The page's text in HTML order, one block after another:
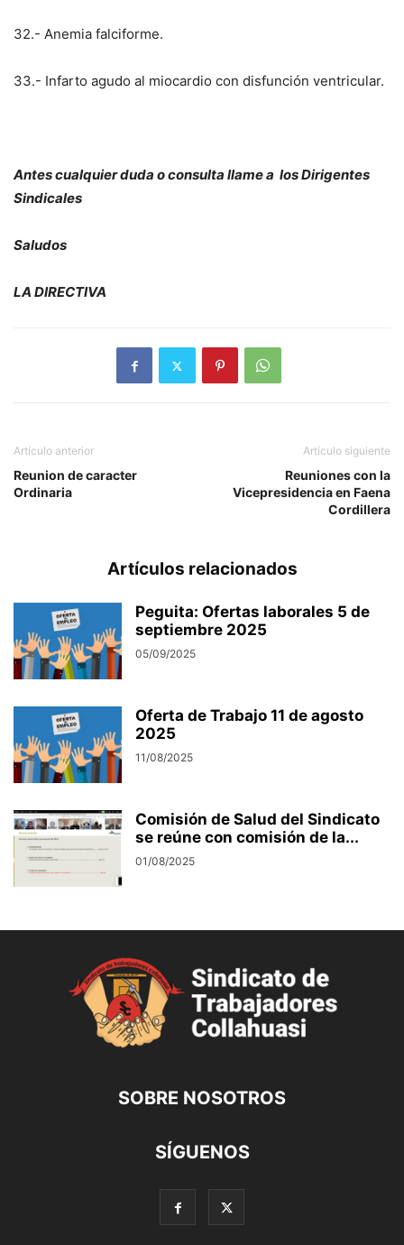
32.- Anemia falciforme.
33.- Infarto agudo al miocardio con disfunción ventricular.
Antes cualquier duda o consulta llame a los Dirigentes
Sindicales
Saludos
LA DIRECTIVA
Artículo anterior
Reunion de caracter
Ordinaria
Artículo siguiente
Reuniones con la
Vicepresidencia en Faena
Cordillera
Artículos relacionados
Peguita: Ofertas laborales 5 de
septiembre 2025
05/09/2025
Oferta de Trabajo 11 de agosto
2025
11/08/2025
Comisión de Salud del Sindicato
se reúne con comisión de la...
01/08/2025
SOBRE NOSOTROS
SÍGUENOS